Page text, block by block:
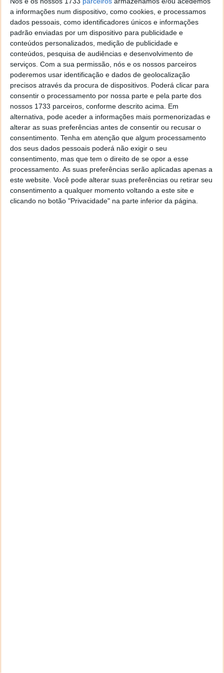
a informações num dispositivo, como cookies, e processamos
dados pessoais, como identificadores únicos e informações
padrão enviadas por um dispositivo para publicidade e
conteúdos personalizados, medição de publicidade e
conteúdos, pesquisa de audiências e desenvolvimento de
serviços. Com a sua permissão, nós e os nossos parceiros
poderemos usar identificação e dados de geolocalização
precisos através da procura de dispositivos. Poderá clicar para
consentir o processamento por nossa parte e pela parte dos
nossos 1733 parceiros, conforme descrito acima. Em
alternativa, pode aceder a informações mais pormenorizadas e
alterar as suas preferências antes de consentir ou recusar o
consentimento. Tenha em atenção que algum processamento
dos seus dados pessoais poderá não exigir o seu
consentimento, mas que tem o direito de se opor a esse
processamento. As suas preferências serão aplicadas apenas a
este website. Você pode alterar suas preferências ou retirar seu
consentimento a qualquer momento voltando a este site e
clicando no botão "Privacidade" na parte inferior da página.
provado que está já a ultrapassar outros sistemas e a
iniciar a sua cavalgada até ao topo.
Este artigo tem mais de um ano
Acompanhe o Pplware no Google Notícias
Proponha uma correção, faça uma sugestão
Autor:Pedro Simões
Tags: estatísticas Microsoft números Windows
windows 10